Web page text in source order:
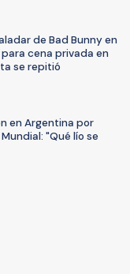
de Bad Bunny en
cena privada en
se repitió
en Argentina por
"Qué lío se